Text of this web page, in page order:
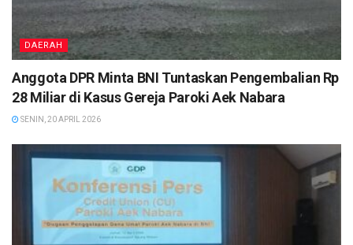
DAERAH
Anggota DPR Minta BNI Tuntaskan Pengembalian Rp
28 Miliar di Kasus Gereja Paroki Aek Nabara
SENIN, 20 APRIL 2026